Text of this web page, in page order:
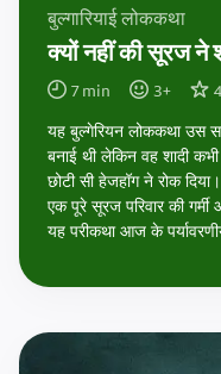
बुल्गारियाई लोककथा
क्यों नहीं की सूरज ने
7min 3+
यह बुल्गेरियन लोककथा उस
बनाई थी लेकिन वह शादी
छोटी सी हेजहॉग ने रोक
एक पूरे सूरज परिवार की
यह परीकथा आज के